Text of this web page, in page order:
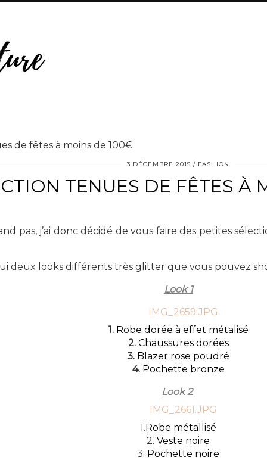
de fêtes à moins de 100€
3 DÉCEMBRE 2015 FASHION
TENUES DE FÊTES À
pas, j’ai donc décidé de vous faire des petites
deux looks différents très glitter que vous pouvez
Look 1
1. Robe dorée à effet métalisé
2. Chaussures dorées
3. Blazer rose poudré
4. Pochette bronze
Look 2
1.Robe métallisé
2. Veste noire
3. Pochette noire